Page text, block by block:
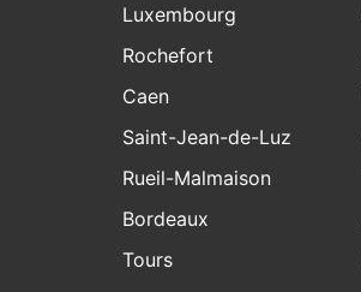
Luxembourg
Rochefort
Caen
Saint-Jean-de-Luz
Rueil-Malmaison
Bordeaux
Tours